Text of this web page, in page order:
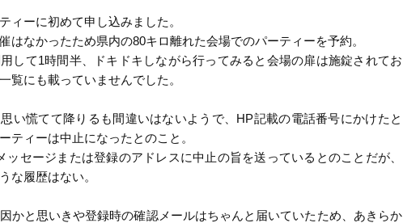
ィーに初めて申し込みました。
はなかったため県内の80キロ離れた会場でのパーティーを予約。
して1時間半、ドキドキしながら行ってみると会場の扉は施錠されてお
覧にも載っていませんでした。
い慌てて降りるも間違いはないようで、HP記載の電話番号にかけたと
ティーは中止になったとのこと。
ッセージまたは登録のアドレスに中止の旨を送っているとのことだが、
な履歴はない。
かと思いきや登録時の確認メールはちゃんと届いていたため、あきらか